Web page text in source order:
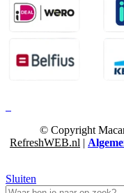
© Copyright
RefreshWEB.nl |
Sluiten